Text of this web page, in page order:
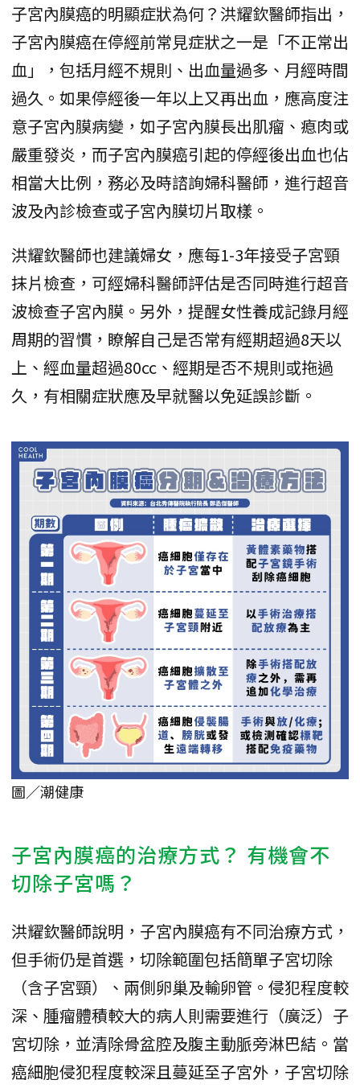
子宮內膜癌的明顯症狀為何？洪耀欽醫師指出，
子宮內膜癌在停經前常見症狀之一是「不正常出
血」，包括月經不規則、出血量過多、月經時間
過久。如果停經後一年以上又再出血，應高度注
意子宮內膜病變，如子宮內膜長出肌瘤、瘜肉或
嚴重發炎，而子宮內膜癌引起的停經後出血也佔
相當大比例，務必及時諮詢婦科醫師，進行超音
波及內診檢查或子宮內膜切片取樣。
洪耀欽醫師也建議婦女，應每1-3年接受子宮頸
抹片檢查，可經婦科醫師評估是否同時進行超音
波檢查子宮內膜。另外，提醒女性養成記錄月經
周期的習慣，瞭解自己是否常有經期超過8天以
上、經血量超過80cc、經期是否不規則或拖過
久，有相關症狀應及早就醫以免延誤診斷。
圖／潮健康
子宮內膜癌的治療方式？ 有機會不
切除子宮嗎？
洪耀欽醫師說明，子宮內膜癌有不同治療方式，
但手術仍是首選，切除範圍包括簡單子宮切除
（含子宮頸）、兩側卵巢及輸卵管。侵犯程度較
深、腫瘤體積較大的病人則需要進行（廣泛）子
宮切除，並清除骨盆腔及腹主動脈旁淋巴結。當
癌細胞侵犯程度較深且蔓延至子宮外，子宮切除